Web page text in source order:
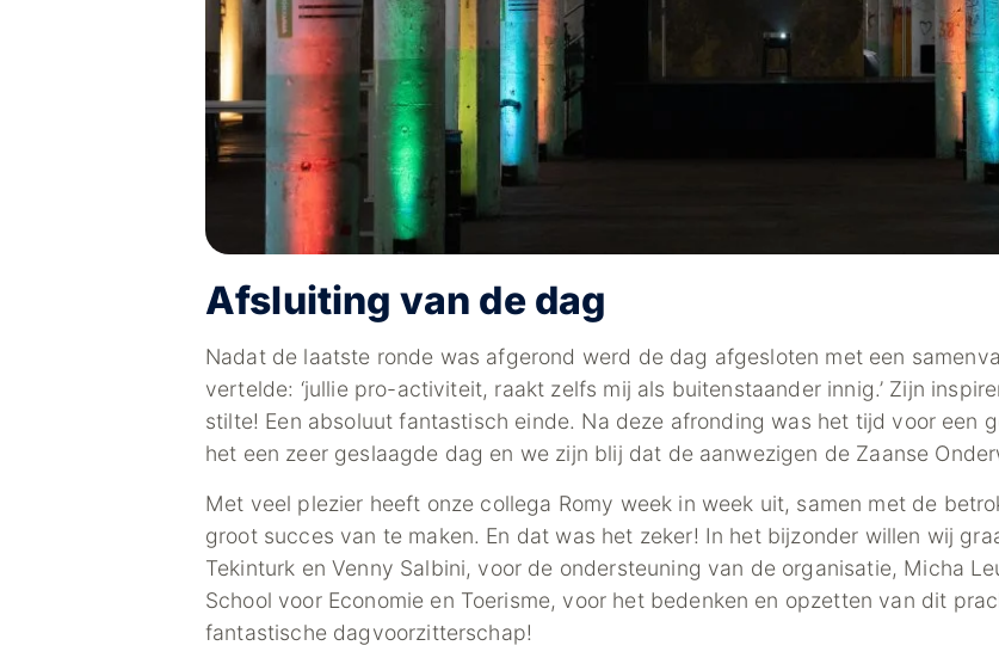
Afsluiting van de dag
Nadat de laatste ronde was afgerond werd de dag afgesloten met een
vertelde: ‘jullie pro-activiteit, raakt zelfs mij als buitenstaander innig.’ Zijn
stilte! Een absoluut fantastisch einde. Na deze afronding was het tijd voor een
het een zeer geslaagde dag en we zijn blij dat de aanwezigen de Zaanse
Met veel plezier heeft onze collega Romy week in week uit, samen met de
groot succes van te maken. En dat was het zeker! In het bijzonder willen wij
Tekinturk en Venny Salbini, voor de ondersteuning van de organisatie, Micha
School voor Economie en Toerisme, voor het bedenken en opzetten van dit
fantastische dagvoorzitterschap!